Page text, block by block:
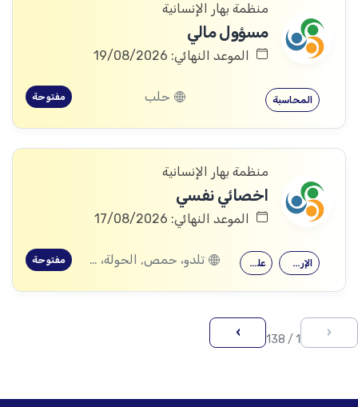
منظمة بهار الإنسانية
مسؤول مالي
الموعد النهائي: 19/08/2026
المحاسبة حلب مفتوحة
منظمة بهار الإنسانية
اخصائي نفسي
الموعد النهائي: 17/08/2026
علم النفس الإرشاد النفسي تلدو، حمص, الحولة، حمص مفتوحة
‹
1 / 138
›